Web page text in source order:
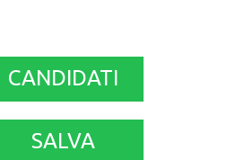
CANDIDATI
SALVA